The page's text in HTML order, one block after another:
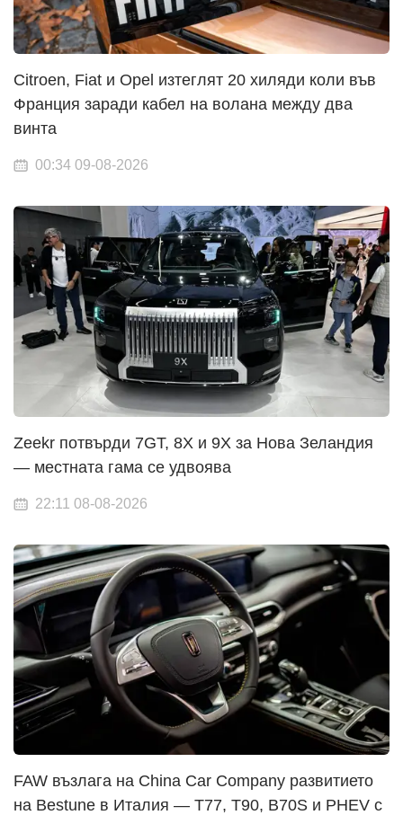
Citroen, Fiat и Opel изтеглят 20 хиляди коли във
Франция заради кабел на волана между два
винта
00:34 09-08-2026
Zeekr потвърди 7GT, 8X и 9X за Нова Зеландия
— местната гама се удвоява
22:11 08-08-2026
FAW възлага на China Car Company развитието
на Bestune в Италия — T77, T90, B70S и PHEV с